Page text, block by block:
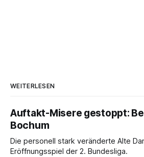
WEITERLESEN
Auftakt-Misere gestoppt:
Bochum
Die personell stark veränderte Alte
Eröffnungsspiel der 2. Bundesliga.